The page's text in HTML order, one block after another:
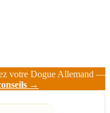
votre Dogue Allemand —
→